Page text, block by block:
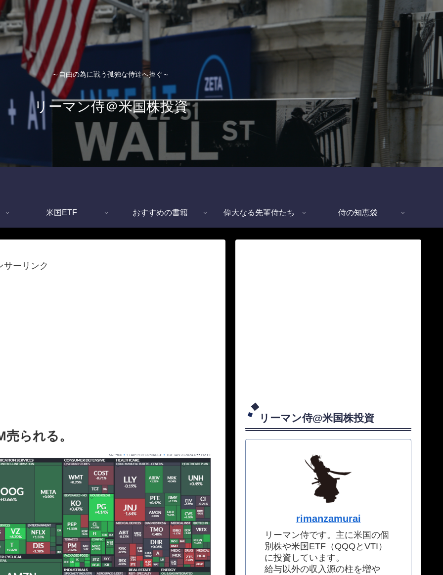
～自由の為に戦う孤独な侍達へ捧ぐ～
リーマン侍＠米国株投資
米国ETF おすすめの書籍 偉大なる先輩侍たち 侍の知恵袋
サーリンク
られる。
リーマン侍@米国株投資
rimanzamurai
リーマン侍です。主に米国の個
別株や米国ETF（QQQとVTI）
に投資しています。
給与以外の収入源の柱を増や